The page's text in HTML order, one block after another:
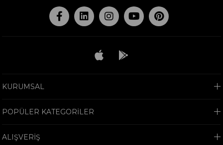
KURUMSAL
POPÜLER KATEGORİLER
ALIŞVERİŞ